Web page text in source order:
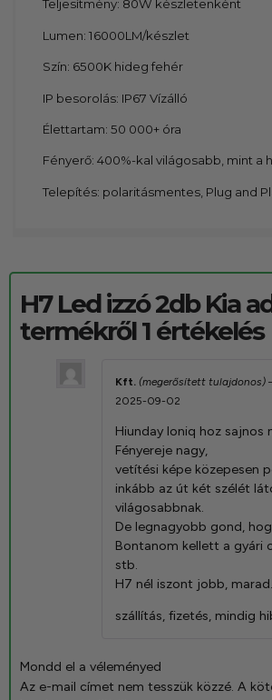
Teljesítmény: 80W készletenként
Lumen: 16000LM/készlet
Szín: 6500K hideg fehér
IP besorolás: IP67 Vízálló
Élettartam: 50 000+ óra
Fényerő: 400%-kal világosabb, mint a
Telepítés: polaritásmentes, Plug and
H7 Led izzó 2db Kia
termékről 1 értékelés
Kft. (megerősített tulajdonos)
2025-09-02
Hiunday Ioniq hoz sajnos
Fényereje nagy,
vetítési képe közepesen
inkább az út két szélét
világosabbnak.
De legnagyobb gond,
Bontanom kellett a gyári
stb.
H7 nél iszont jobb, marad.
szállítás, fizetés, mindig
Mondd el a véleményed
Az e-mail címet nem tesszük közzé. A